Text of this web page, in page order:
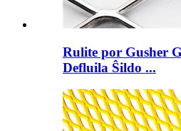
Rulite por Gusher
Defluila Ŝildo ...